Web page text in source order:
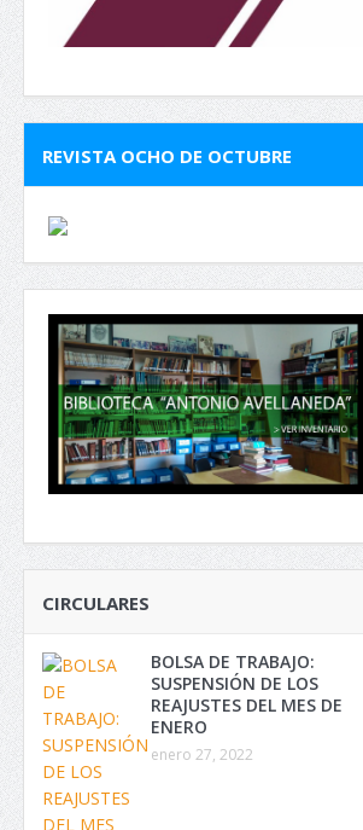
REVISTA OCHO DE OCTUBRE
CIRCULARES
BOLSA DE TRABAJO:
SUSPENSIÓN DE LOS
REAJUSTES DEL MES DE
ENERO
enero 27, 2022